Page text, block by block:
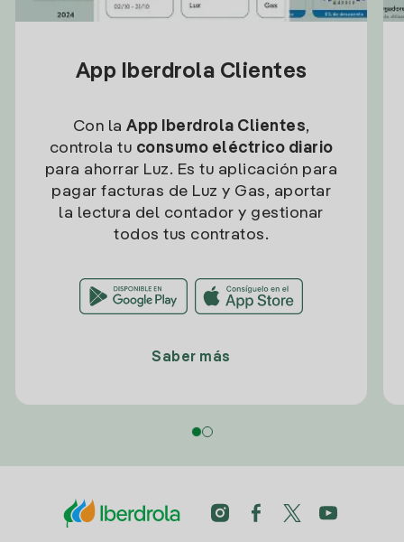
App Iberdrola Clientes
Con la App Iberdrola Clientes,
controla tu consumo eléctrico diario
para ahorrar Luz. Es tu aplicación para
pagar facturas de Luz y Gas, aportar
la lectura del contador y gestionar
todos tus contratos.
Saber más